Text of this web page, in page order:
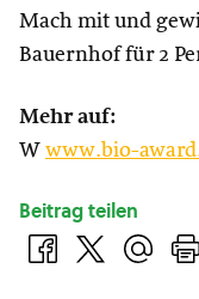
Mach mit und
Bauernhof für 2
Mehr auf:
W www.bio-
Beitrag teilen